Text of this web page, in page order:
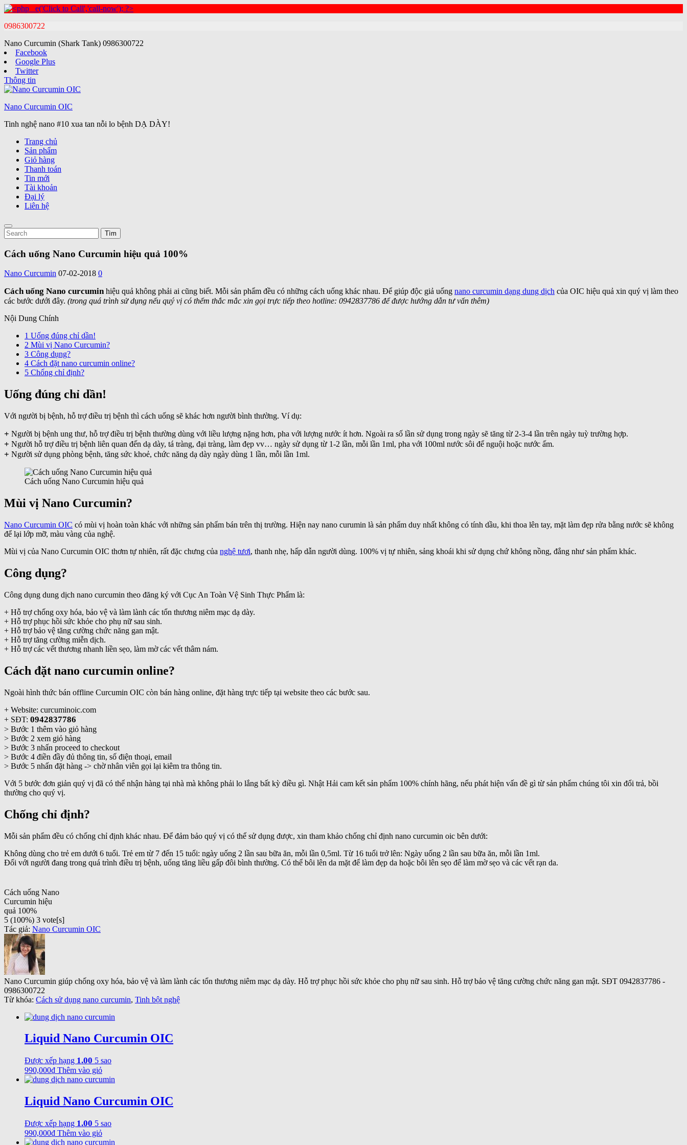
0986300722
Nano Curcumin (Shark Tank) 0986300722
Facebook
Google Plus
Twitter
Thông tin
Nano Curcumin OIC
Tinh nghệ nano #10 xua tan nỗi lo bệnh DẠ DÀY!
Trang chủ
Sản phẩm
Giỏ hàng
Thanh toán
Tin mới
Tài khoản
Đại lý
Liên hệ
Cách uống Nano Curcumin hiệu quả 100%
Nano Curcumin 07-02-2018 0
Cách uống Nano curcuminhiệu quả không phải ai cũng biết. Mỗi sản phẩm đều có những cách uống khác nhau. Để giúp độc giả uống nano curcumin dạng dung dịch của OIC hiệu quả xin quý vị làm theo
các bước dưới đây. (trong quá trình sử dụng nếu quý vị có thểm thắc mắc xin gọi trực tiếp theo hotline: 0942837786 để được hướng dẫn tư vấn thêm)
Nội Dung Chính
1 Uống đúng chỉ dần!
2 Mùi vị Nano Curcumin?
3 Công dụng?
4 Cách đặt nano curcumin online?
5 Chống chỉ định?
Uống đúng chỉ dần!
Với người bị bệnh, hỗ trợ điều trị bệnh thì cách uống sẽ khác hơn người bình thường. Ví dụ:
+ Người bị bệnh ung thư, hỗ trợ điều trị bệnh thường dùng với liều lượng nặng hơn, pha với lượng nước ít hơn. Ngoài ra số lần sử dụng trong ngày sẽ tăng từ 2-3-4 lần trên ngày tuỳ trường hợp.
+ Người hỗ trợ điều trị bệnh liên quan đến dạ dày, tá tràng, đại tràng, làm đẹp vv… ngày sử dụng từ 1-2 lần, mỗi lần 1ml, pha với 100ml nước sôi để nguội hoặc nước ấm.
+ Người sử dụng phòng bệnh, tăng sức khoẻ, chức năng dạ dày ngày dùng 1 lần, mỗi lần 1ml.
Cách uống Nano Curcumin hiệu quả
Mùi vị Nano Curcumin?
Nano Curcumin OIC có mùi vị hoàn toàn khác với những sản phẩm bán trên thị trường. Hiện nay nano curumin là sản phẩm duy nhất không có tính dầu, khi thoa lên tay, mặt làm đẹp rửa bằng nước sẽ không
để lại lớp mỡ, màu vàng của nghệ.
Mùi vị của Nano Curcumin OIC thơm tự nhiên, rất đặc chưng của nghệ tươi, thanh nhẹ, hấp dẫn người dùng. 100% vị tự nhiên, sảng khoái khi sử dụng chứ không nồng, đắng như sản phẩm khác.
Công dụng?
Công dụng dung dịch nano curcumin theo đăng ký với Cục An Toàn Vệ Sinh Thực Phẩm là:
+ Hỗ trợ chống oxy hóa, bảo vệ và làm lành các tổn thương niêm mạc dạ dày.
+ Hỗ trợ phục hồi sức khỏe cho phụ nữ sau sinh.
+ Hỗ trợ bảo vệ tăng cường chức năng gan mật.
+ Hỗ trợ tăng cường miễn dịch.
+ Hỗ trợ các vết thương nhanh liền sẹo, làm mờ các vết thâm nám.
Cách đặt nano curcumin online?
Ngoài hình thức bán offline Curcumin OIC còn bán hàng online, đặt hàng trực tiếp tại website theo các bước sau.
+ Website: curcuminoic.com
+ SĐT: 0942837786
> Bước 1 thêm vào giỏ hàng
> Bước 2 xem giỏ hàng
> Bước 3 nhấn proceed to checkout
> Bước 4 điền đầy đủ thông tin, số điện thoại, email
> Bước 5 nhấn đặt hàng -> chờ nhân viên gọi lại kiêm tra thông tin.
Với 5 bước đơn giản quý vị đã có thể nhận hàng tại nhà mà không phải lo lắng bất kỳ điều gì. Nhật Hải cam kết sản phẩm 100% chính hãng, nếu phát hiện vấn đề gì từ sản phẩm chúng tôi xin đổi trả, bồi
thường cho quý vị.
Chống chỉ định?
Mỗi sản phẩm đều có chống chỉ định khác nhau. Để đảm bảo quý vị có thể sử dụng được, xin tham khảo chống chỉ định nano curcumin oic bên dưới:
Không dùng cho trẻ em dưới 6 tuổi. Trẻ em từ 7 đến 15 tuổi: ngày uống 2 lần sau bữa ăn, mỗi lần 0,5ml. Từ 16 tuổi trở lên: Ngày uống 2 lần sau bữa ăn, mỗi lần 1ml.
Đối với người đang trong quá trình điều trị bệnh, uống tăng liều gấp đôi bình thường. Có thể bôi lên da mặt để làm đẹp da hoặc bôi lên sẹo để làm mờ sẹo và các vết rạn da.
Cách uống Nano
Curcumin hiệu
quả 100%
5 (100%) 3 vote[s]
Tác giả: Nano Curcumin OIC
Nano Curcumin giúp chống oxy hóa, bảo vệ và làm lành các tổn thương niêm mạc dạ dày. Hỗ trợ phục hồi sức khỏe cho phụ nữ sau sinh. Hỗ trợ bảo vệ tăng cường chức năng gan mật. SĐT 0942837786 -
0986300722
Từ khóa: Cách sử dụng nano curcumin, Tinh bột nghệ
Liquid Nano Curcumin OIC
Được xếp hạng 1.00 5 sao
990,000₫ Thêm vào giỏ
Liquid Nano Curcumin OIC
Được xếp hạng 1.00 5 sao
990,000₫ Thêm vào giỏ